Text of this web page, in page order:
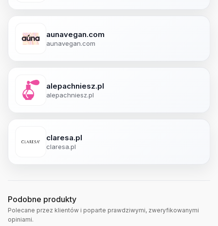
aunavegan.com
aunavegan.com
alepachniesz.pl
alepachniesz.pl
claresa.pl
claresa.pl
Podobne produkty
Polecane przez klientów i poparte prawdziwymi, zweryfikowanymi
opiniami.